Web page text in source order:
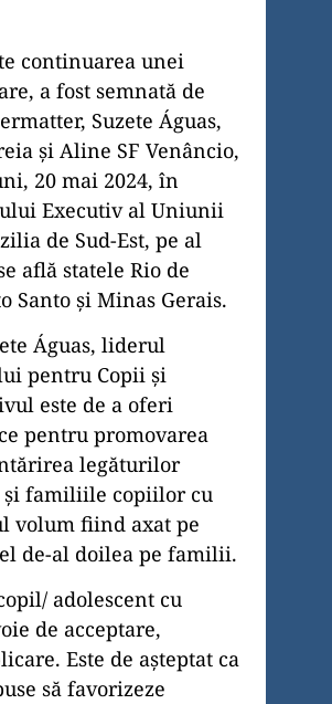
continuarea unei
a fost semnată de
Suzete Águas,
și Aline SF Venâncio,
20 mai 2024, în
Executiv al Uniunii
de Sud-Est, pe al
află statele Rio de
Santo și Minas Gerais.
Águas, liderul
pentru Copii și
este de a oferi
pentru promovarea
legăturilor
familiile copiilor cu
volum fiind axat pe
de-al doilea pe familii.
adolescent cu
de acceptare,
Este de așteptat ca
să favorizeze